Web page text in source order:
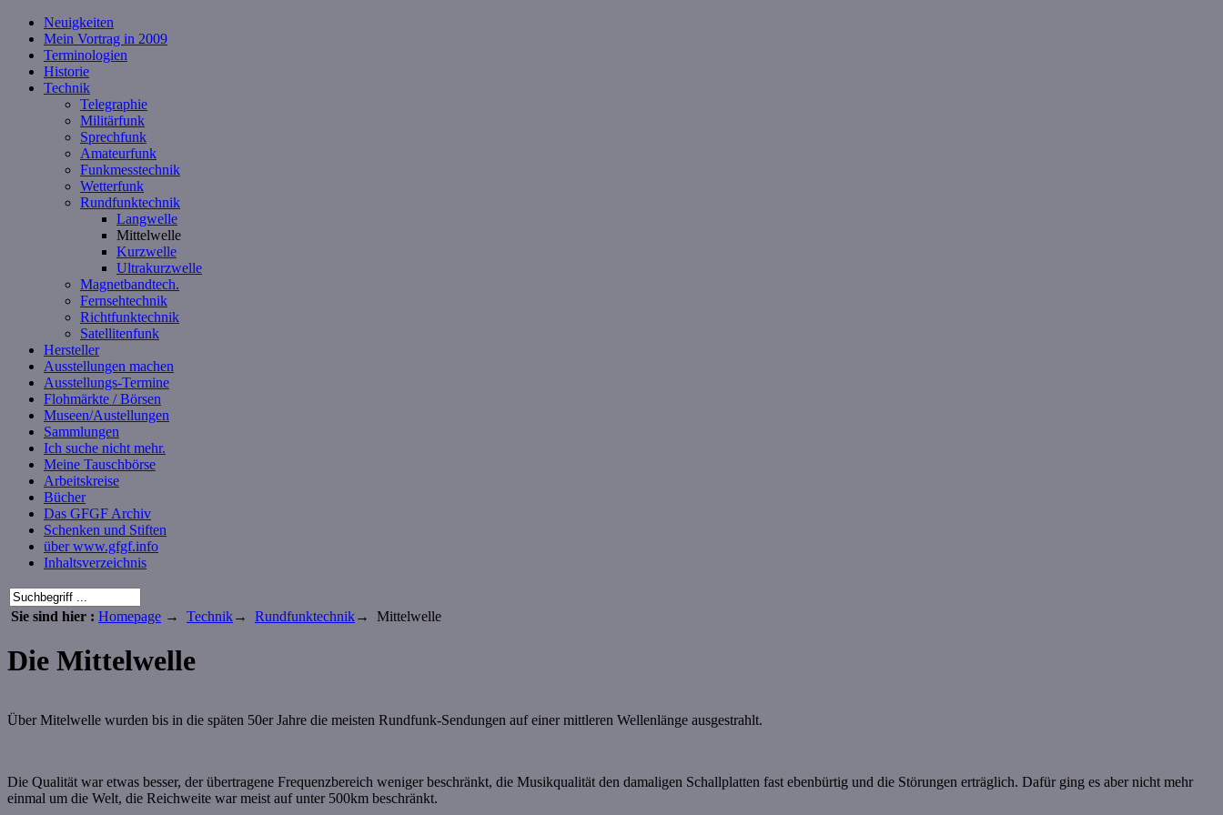
Neuigkeiten
Mein Vortrag in 2009
Terminologien
Historie
Technik
Telegraphie
Militärfunk
Sprechfunk
Amateurfunk
Funkmesstechnik
Wetterfunk
Rundfunktechnik
Langwelle
Mittelwelle
Kurzwelle
Ultrakurzwelle
Magnetbandtech.
Fernsehtechnik
Richtfunktechnik
Satellitenfunk
Hersteller
Ausstellungen machen
Ausstellungs-Termine
Flohmärkte / Börsen
Museen/Austellungen
Sammlungen
Ich suche nicht mehr.
Meine Tauschbörse
Arbeitskreise
Bücher
Das GFGF Archiv
Schenken und Stiften
über www.gfgf.info
Inhaltsverzeichnis
Sie sind hier : Homepage → Technik→ Rundfunktechnik→ Mittelwelle
Die Mittelwelle
Über Mitelwelle wurden bis in die späten 50er Jahre die meisten Rundfunk-Sendungen auf einer mittleren Wellenlänge ausgestrahlt.
Die Qualität war etwas besser, der übertragene Frequenzbereich weniger beschränkt, die Musikqualität den damaligen Schallplatten fast ebenbürtig und die Störungen erträglich. Dafür ging es aber nicht mehr
einmal um die Welt, die Reichweite war meist auf unter 500km beschränkt.